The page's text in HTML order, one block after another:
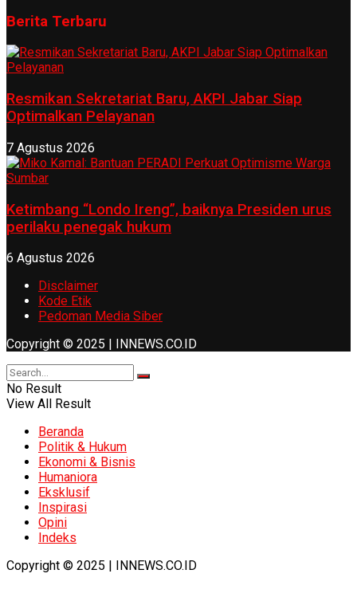
Berita Terbaru
Resmikan Sekretariat Baru, AKPI Jabar Siap
Optimalkan Pelayanan
7 Agustus 2026
Ketimbang “Londo Ireng”, baiknya Presiden urus
perilaku penegak hukum
6 Agustus 2026
Disclaimer
Kode Etik
Pedoman Media Siber
Copyright © 2025 | INNEWS.CO.ID
No Result
View All Result
Beranda
Politik & Hukum
Ekonomi & Bisnis
Humaniora
Eksklusif
Inspirasi
Opini
Indeks
Copyright © 2025 | INNEWS.CO.ID